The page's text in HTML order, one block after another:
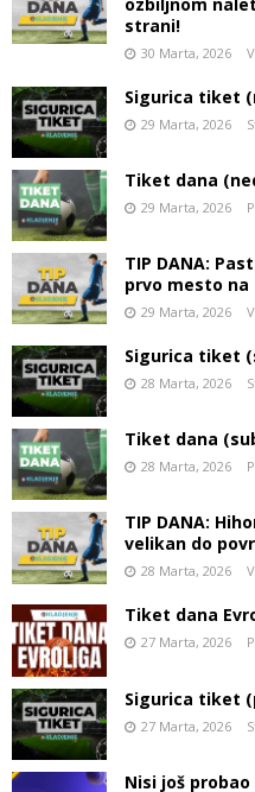
strani!
30 Marta, 2026
Sigurica tiket
29 Marta, 2026
Tiket dana
29 Marta, 2026
TIP DANA:
prvo mesto
29 Marta, 2026
Sigurica tiket
28 Marta, 2026
Tiket dana
28 Marta, 2026
TIP DANA:
velikan do
28 Marta, 2026
Tiket dana
27 Marta, 2026
Sigurica tiket
27 Marta, 2026
Nisi još